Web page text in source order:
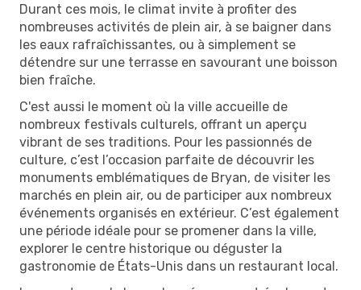
Durant ces mois, le climat invite à profiter des
nombreuses activités de plein air, à se baigner dans
les eaux rafraîchissantes, ou à simplement se
détendre sur une terrasse en savourant une boisson
bien fraîche.
C'est aussi le moment où la ville accueille de
nombreux festivals culturels, offrant un aperçu
vibrant de ses traditions. Pour les passionnés de
culture, c’est l’occasion parfaite de découvrir les
monuments emblématiques de Bryan, de visiter les
marchés en plein air, ou de participer aux nombreux
événements organisés en extérieur. C’est également
une période idéale pour se promener dans la ville,
explorer le centre historique ou déguster la
gastronomie de États-Unis dans un restaurant local.